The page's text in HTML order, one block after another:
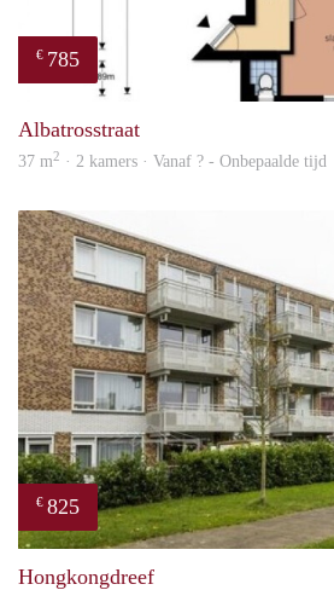
€ 785
Albatrosstraat
37 m2 · 2 kamers · Vanaf ? - Onbepaalde tijd
€ 825
Hongkongdreef